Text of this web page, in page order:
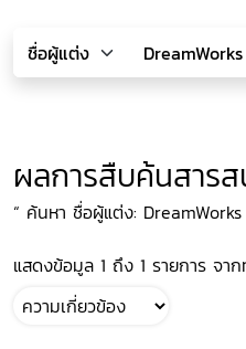
ผลการสืบค้นสาร
“ ค้นหา ชื่อผู้แต่ง:
แสดงข้อมูล 1 ถึง 1 รายการ จา